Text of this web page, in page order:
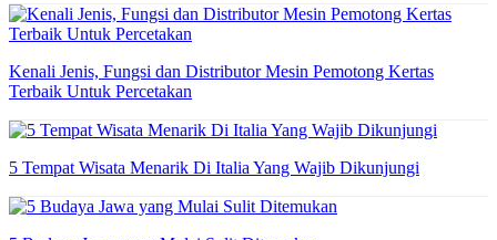
Kenali Jenis, Fungsi dan Distributor Mesin Pemotong Kertas
Terbaik Untuk Percetakan
5 Tempat Wisata Menarik Di Italia Yang Wajib Dikunjungi